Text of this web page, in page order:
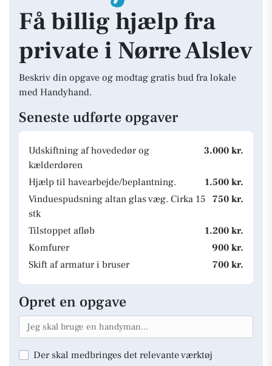
Få billig hjælp fra
private i Nørre Alslev
Beskriv din opgave og modtag gratis bud fra lokale
med Handyhand.
Seneste udførte opgaver
Udskiftning af hovededør og
kælderdøren
3.000 kr.
Hjælp til havearbejde/beplantning.
1.500 kr.
Vinduespudsning altan glas væg. Cirka 15
stk
750 kr.
Tilstoppet afløb
1.200 kr.
Komfurer
900 kr.
Skift af armatur i bruser
700 kr.
Opret en opgave
Der skal medbringes det relevante værktøj